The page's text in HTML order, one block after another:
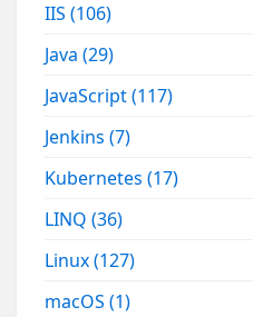
IIS(106)
Java(29)
JavaScript(117)
Jenkins(7)
Kubernetes(17)
LINQ(36)
Linux(127)
macOS(1)